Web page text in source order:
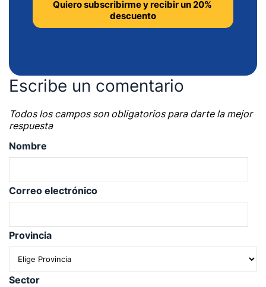
Escribe un comentario
Todos los campos son obligatorios para darte la mejor
respuesta
Nombre
Correo electrónico
Provincia
Sector